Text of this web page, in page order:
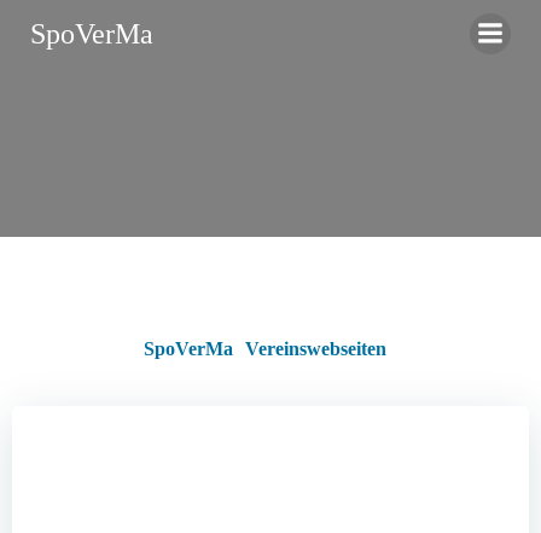
SpoVerMa
SpoVerMa Vereinswebseiten